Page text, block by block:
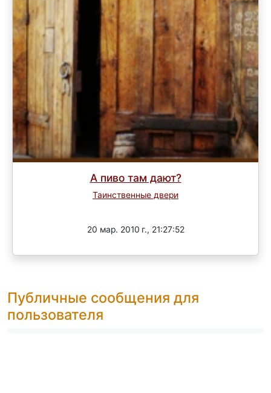
А пиво там дают?
Таинственные двери
20 мар. 2010 г., 21:27:52
Публичные сообщения для
пользователя